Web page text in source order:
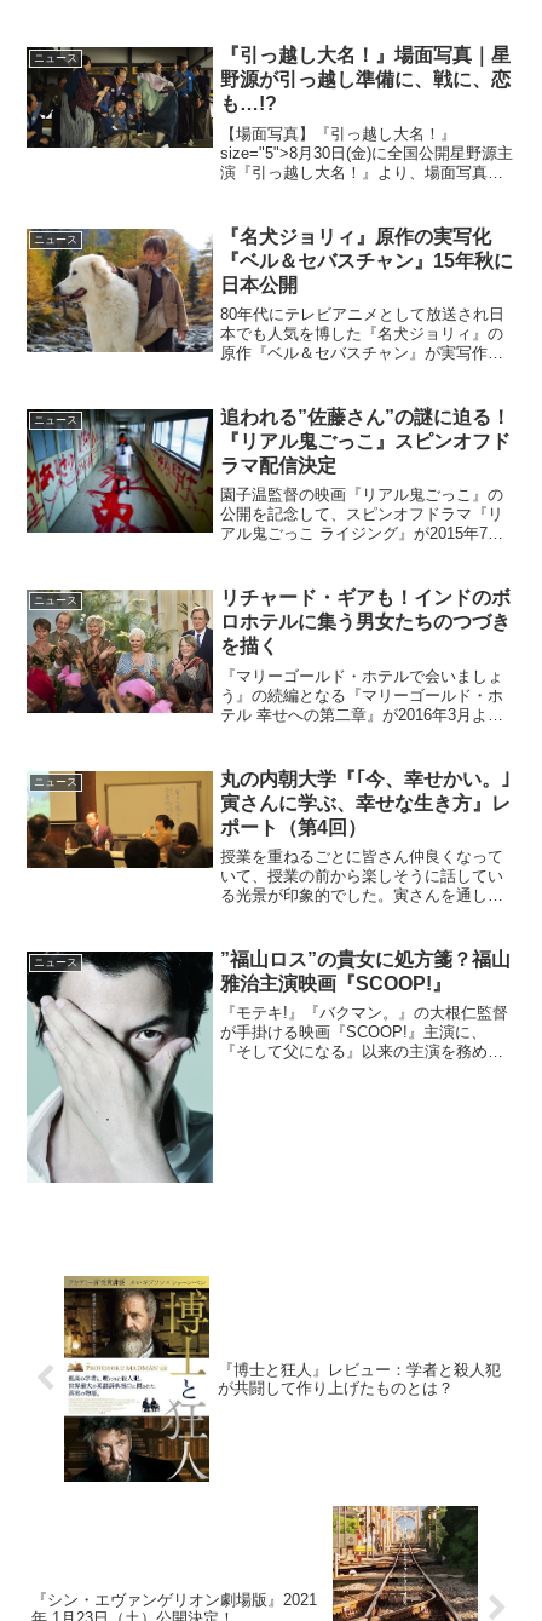
ニュース
『引っ越し大名！』場面写真｜星
野源が引っ越し準備に、戦に、恋
も…!?
【場面写真】『引っ越し大名！』
size="5">8月30日(金)に全国公開星野源主
演『引っ越し大名！』より、場面写真が
ったユニークな視点で時代劇の新しいジ
ャンルを開拓し...
ニュース
『名犬ジョリィ』原作の実写化
『ベル＆セバスチャン』15年秋に
日本公開
80年代にテレビアニメとして放送され日
本でも人気を博した『名犬ジョリィ』の
原作『ベル＆セバスチャン』が実写作品
くる！『ベル＆セバスチャン』は、セシ
ル・オーブリーによる...
ニュース
追われる”佐藤さん”の謎に迫る！
『リアル鬼ごっこ』スピンオフド
ラマ配信決定
園子温監督の映画『リアル鬼ごっこ』の
公開を記念して、スピンオフドラマ『リ
アル鬼ごっこ ライジング』が2015年7月1
月11日（土）より公開の始まる映画『リ
アル鬼...
ニュース
リチャード・ギアも！インドのボ
ロホテルに集う男女たちのつづき
を描く
『マリーゴールド・ホテルで会いましょ
う』の続編となる『マリーゴールド・ホ
テル 幸せへの第二章』が2016年3月より
様々な事情で5人になった男女は、高級ホ
テルになる“予定...
ニュース
丸の内朝大学『｢今、幸せかい。｣
寅さんに学ぶ、幸せな生き方』レ
ポート（第4回）
授業を重ねるごとに皆さん仲良くなって
いて、授業の前から楽しそうに話してい
る光景が印象的でした。寅さんを通して
た私です。今回のテーマは『旅』。CS放
送チャンネルの衛星劇場...
ニュース
”福山ロス”の貴女に処方箋？福山
雅治主演映画『SCOOP!』
『モテキ!』『バクマン。』の大根仁監督
が手掛ける映画『SCOOP!』主演に、
『そして父になる』以来の主演を務める
『博士と狂人』レビュー：学者と殺人犯
が共闘して作り上げたものとは？
『シン・エヴァンゲリオン劇場版』2021